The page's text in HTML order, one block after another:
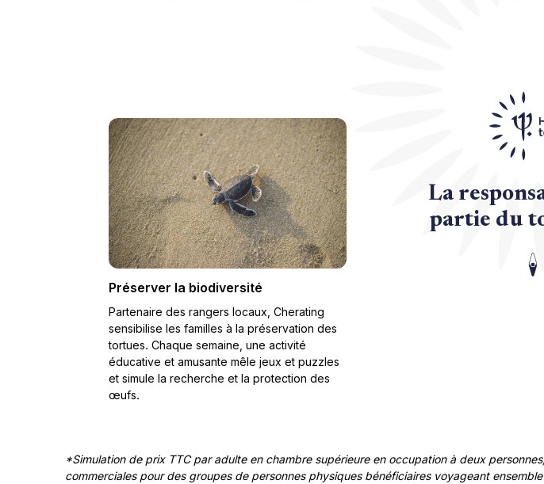
La
partie du
Préserver la biodiversité
Partenaire des rangers locaux, Cherating
sensibilise les familles à la préservation des
tortues. Chaque semaine, une activité
éducative et amusante mêle jeux et puzzles
et simule la recherche et la protection des
œufs.
*Simulation de prix TTC par adulte en chambre supérieure en occupation à deux
commerciales pour des groupes de personnes physiques bénéficiaires voyageant